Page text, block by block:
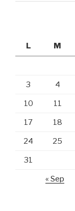
L
M
3 4
10 11
17 18
24 25
31
« Sep